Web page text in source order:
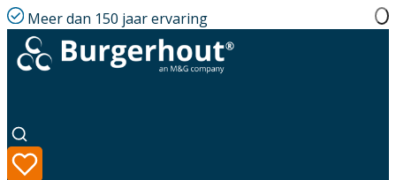
Meer dan 150 jaar ervaring